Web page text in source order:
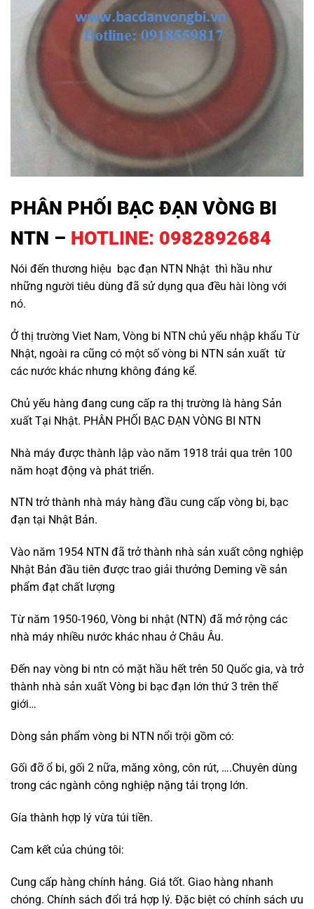
PHÂN PHỐI BẠC ĐẠN VÒNG BI
NTN – HOTLINE: 0982892684
Nói đến thương hiệu bạc đạn NTN Nhật thì hầu như
những người tiêu dùng đã sử dụng qua đều hài lòng với
nó.
Ở thị trường Viet Nam, Vòng bi NTN chủ yếu nhập khẩu Từ
Nhật, ngoài ra cũng có một số vòng bi NTN sản xuất từ
các nước khác nhưng không đáng kể.
Chủ yếu hàng đang cung cấp ra thị trường là hàng Sản
xuất Tại Nhật. PHÂN PHỐI BẠC ĐẠN VÒNG BI NTN
Nhà máy được thành lập vào năm 1918 trải qua trên 100
năm hoạt động và phát triển.
NTN trở thành nhà máy hàng đầu cung cấp vòng bi, bạc
đạn tại Nhật Bản.
Vào năm 1954 NTN đã trở thành nhà sản xuất công nghiệp
Nhật Bản đầu tiên được trao giải thưởng Deming về sản
phẩm đạt chất lượng
Từ năm 1950-1960, Vòng bi nhật (NTN) đã mở rộng các
nhà máy nhiều nước khác nhau ở Châu Âu.
Đến nay vòng bi ntn có mặt hầu hết trên 50 Quốc gia, và trở
thành nhà sản xuất Vòng bi bạc đạn lớn thứ 3 trên thế
giới…
Dòng sản phẩm vòng bi NTN nổi trội gồm có:
Gối đỡ ổ bi, gối 2 nữa, măng xông, côn rút, ….Chuyên dùng
trong các ngành công nghiệp nặng tải trọng lớn.
Gía thành hợp lý vừa túi tiền.
Cam kết của chúng tôi:
Cung cấp hàng chính hảng. Giá tốt. Giao hàng nhanh
chóng. Chính sách đổi trả hợp lý. Đặc biệt có chính sách ưu